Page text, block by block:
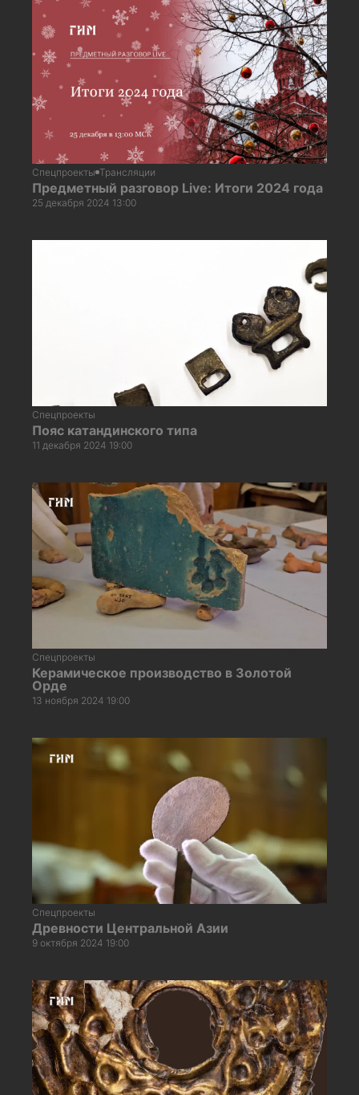
Спецпроекты Трансляции
Предметный разговор Live: Итоги 2024 года
25 декабря 2024 13:00
Спецпроекты
Пояс катандинского типа
11 декабря 2024 19:00
Спецпроекты
Керамическое производство в Золотой
Орде
13 ноября 2024 19:00
Спецпроекты
Древности Центральной Азии
9 октября 2024 19:00